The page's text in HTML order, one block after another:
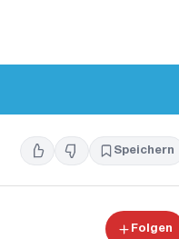
Speichern
Folgen